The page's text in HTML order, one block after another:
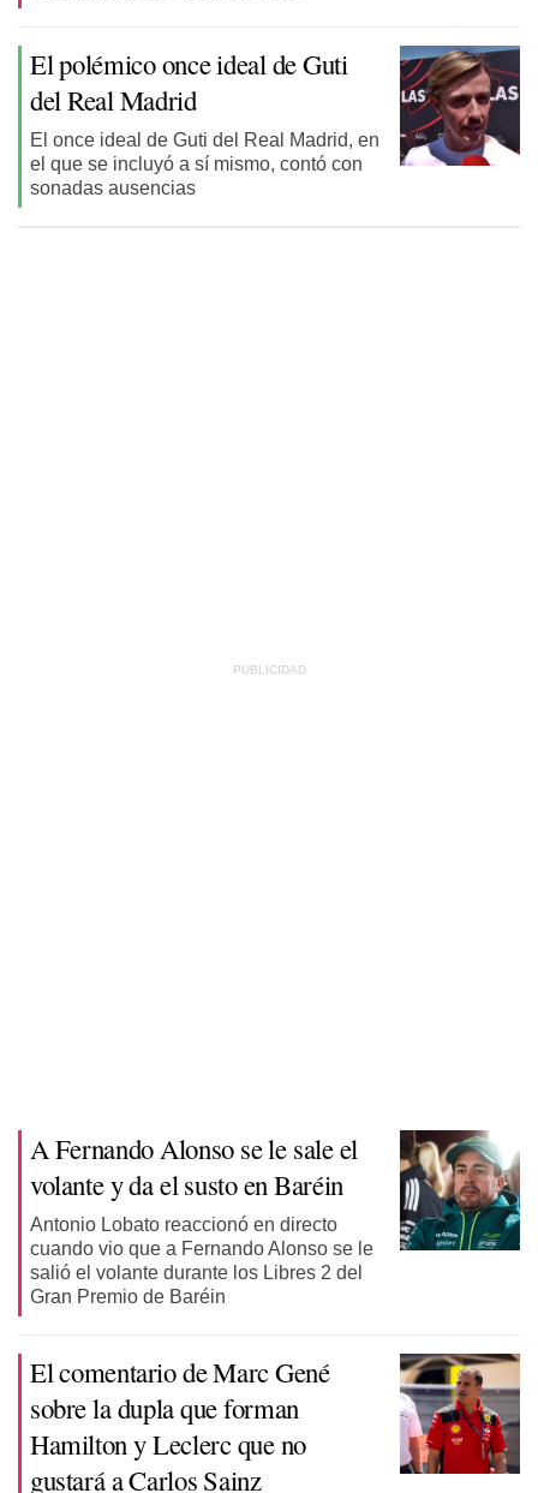
El polémico once ideal de Guti
del Real Madrid
El once ideal de Guti del Real Madrid, en
el que se incluyó a sí mismo, contó con
sonadas ausencias
A Fernando Alonso se le sale el
volante y da el susto en Baréin
Antonio Lobato reaccionó en directo
cuando vio que a Fernando Alonso se le
salió el volante durante los Libres 2 del
Gran Premio de Baréin
El comentario de Marc Gené
sobre la dupla que forman
Hamilton y Leclerc que no
gustará a Carlos Sainz